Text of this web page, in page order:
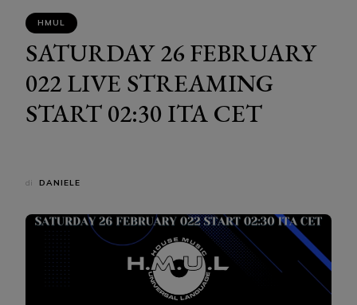
HMUL
SATURDAY 26 FEBRUARY
022 LIVE STREAMING
START 02:30 ITA CET
di DANIELE